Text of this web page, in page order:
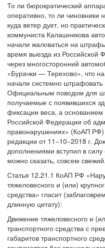
То ли бюрократический
оперативно, то ли чиновники
куда ветер дует, но
коммуниста Калашникова
начали жаловаться на
время выезда из Российской
через многосторонний
«Бурачки — Терехово», что
начали системно штрафовать
Официальным поводом для
получаемые с появившихся
фиксации веса, а
Российской Федерации об
правонарушениях» (КоАП
редакции от 11−10−2018 г.
дополнениями вступил в
можно сказать, совсем свежий.
Статья 12.21.1 КоАП РФ
тяжеловесного и (или)
средства» гласит
длинную цитату):
Движение тяжеловесного и
транспортного средства с
габаритов транспортного